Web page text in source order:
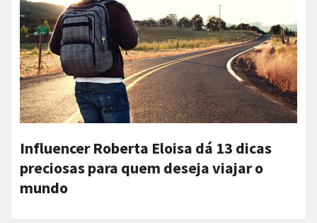
Influencer Roberta Eloisa dá 13 dicas
preciosas para quem deseja viajar o
mundo